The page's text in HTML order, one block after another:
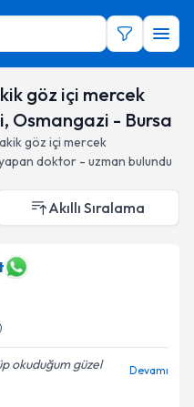
göz içi mercek
Osmangazi - Bursa
göz içi mercek
doktor - uzman bulundu
Akıllı Sıralama
okuduğum güzel
Devamı